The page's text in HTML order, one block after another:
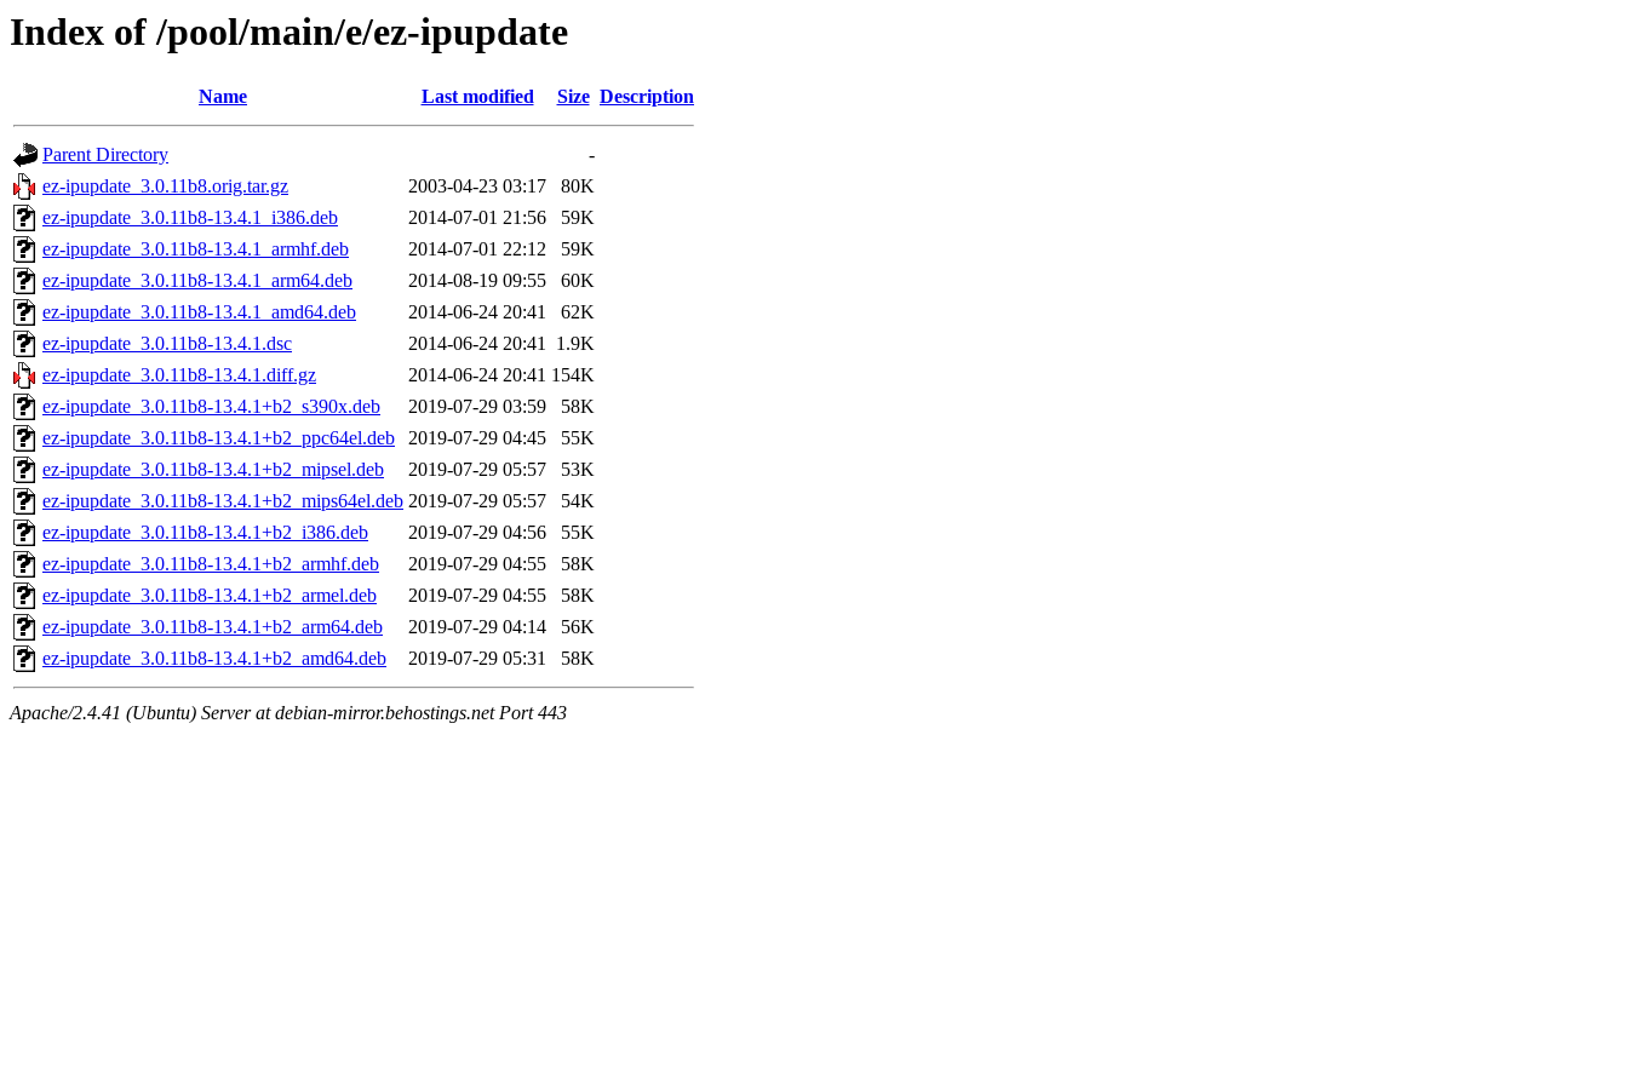
Index of /pool/main/e/ez-ipupdate
Name Last modified Size Description
Parent Directory
-
ez-ipupdate_3.0.11b8.orig.tar.gz
2003-04-23 03:17
80K
ez-ipupdate_3.0.11b8-13.4.1_i386.deb
2014-07-01 21:56
59K
ez-ipupdate_3.0.11b8-13.4.1_armhf.deb
2014-07-01 22:12
59K
ez-ipupdate_3.0.11b8-13.4.1_arm64.deb
2014-08-19 09:55
60K
ez-ipupdate_3.0.11b8-13.4.1_amd64.deb
2014-06-24 20:41
62K
ez-ipupdate_3.0.11b8-13.4.1.dsc
2014-06-24 20:41 1.9K
ez-ipupdate_3.0.11b8-13.4.1.diff.gz
2014-06-24 20:41 154K
ez-ipupdate_3.0.11b8-13.4.1+b2_s390x.deb
2019-07-29 03:59
58K
ez-ipupdate_3.0.11b8-13.4.1+b2_ppc64el.deb
2019-07-29 04:45
55K
ez-ipupdate_3.0.11b8-13.4.1+b2_mipsel.deb
2019-07-29 05:57
53K
ez-ipupdate_3.0.11b8-13.4.1+b2_mips64el.deb 2019-07-29 05:57
54K
ez-ipupdate_3.0.11b8-13.4.1+b2_i386.deb
2019-07-29 04:56
55K
ez-ipupdate_3.0.11b8-13.4.1+b2_armhf.deb
2019-07-29 04:55
58K
ez-ipupdate_3.0.11b8-13.4.1+b2_armel.deb
2019-07-29 04:55
58K
ez-ipupdate_3.0.11b8-13.4.1+b2_arm64.deb
2019-07-29 04:14
56K
ez-ipupdate_3.0.11b8-13.4.1+b2_amd64.deb
2019-07-29 05:31 58K
Apache/2.4.41 (Ubuntu) Server at debian-mirror.behostings.net Port 443